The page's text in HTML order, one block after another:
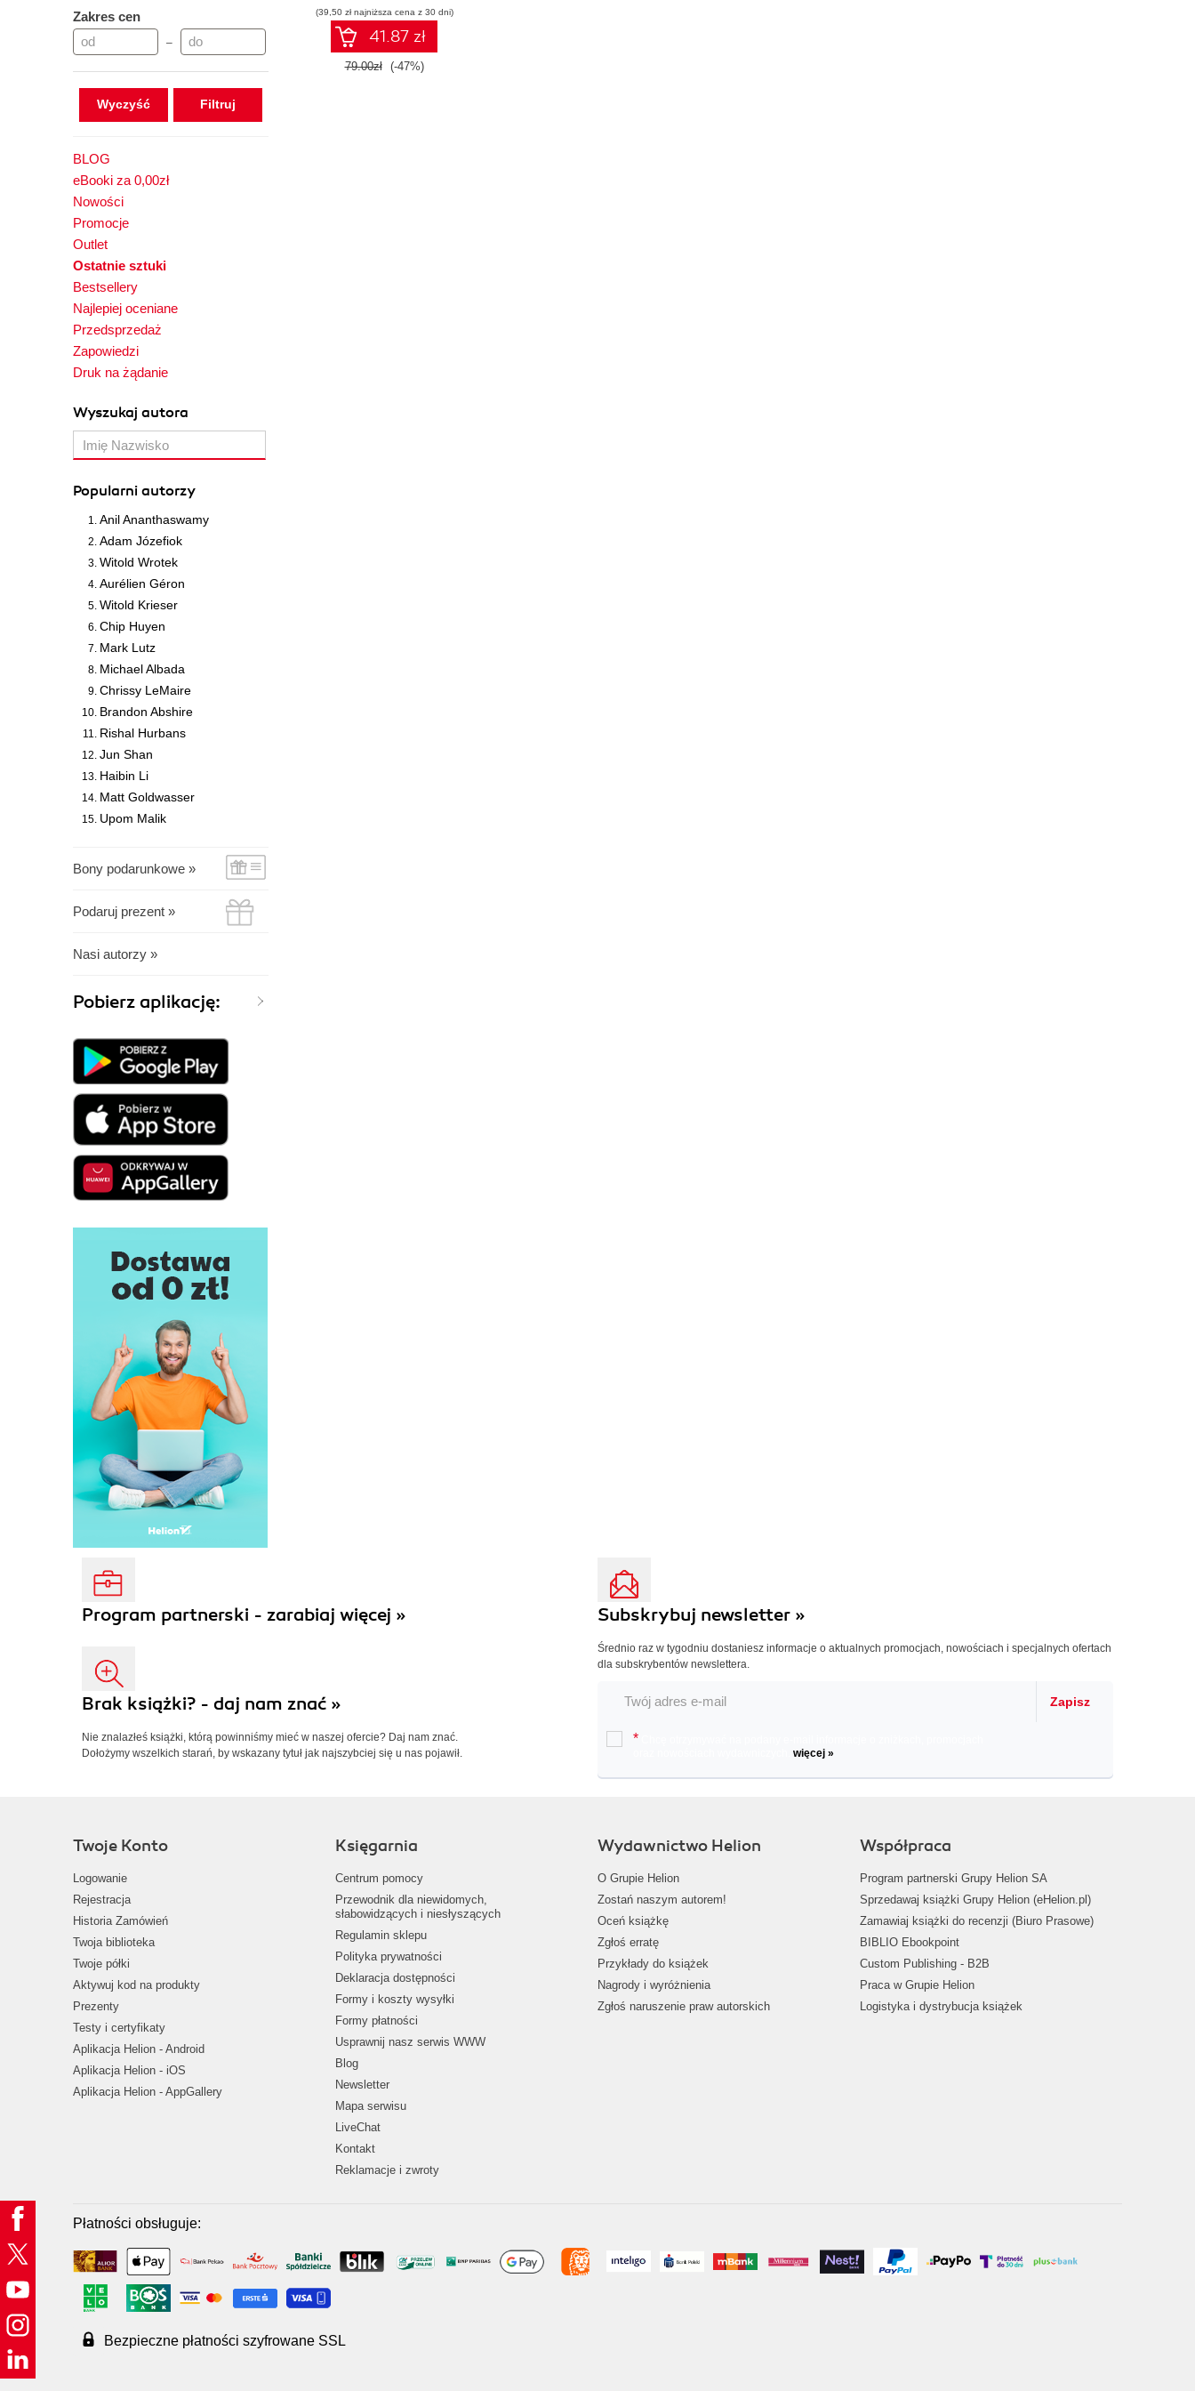
Zakres cen
–
Wyczyść
BLOG
eBooki za 0,00zł
Nowości
Promocje
Outlet
Ostatnie sztuki
Bestsellery
Najlepiej oceniane
Przedsprzedaż
Zapowiedzi
Druk na żądanie
Wyszukaj autora
Popularni autorzy
Anil Ananthaswamy
Adam Józefiok
Witold Wrotek
Aurélien Géron
Witold Krieser
Chip Huyen
Mark Lutz
Michael Albada
Chrissy LeMaire
Brandon Abshire
Rishal Hurbans
Jun Shan
Haibin Li
Matt Goldwasser
Upom Malik
Bony podarunkowe »
Podaruj prezent »
Nasi autorzy »
Pobierz aplikację:
(39,50 zł najniższa cena z 30 dni)
41.87 zł
79.00zł (-47%)
Program partnerski - zarabiaj więcej »
Brak książki? - daj nam znać »
Nie znalazłeś książki, którą powinniśmy mieć w naszej ofercie? Daj nam znać.
Dołożymy wszelkich starań, by wskazany tytuł jak najszybciej się u nas pojawił.
Subskrybuj newsletter »
Średnio raz w tygodniu dostaniesz informacje o aktualnych promocjach, nowościach i specjalnych ofertach
dla subskrybentów newslettera.
Zapisz
*
więcej »
Twoje Konto
Logowanie
Rejestracja
Historia Zamówień
Twoja biblioteka
Twoje półki
Aktywuj kod na produkty
Prezenty
Testy i certyfikaty
Aplikacja Helion - Android
Aplikacja Helion - iOS
Aplikacja Helion - AppGallery
Księgarnia
Centrum pomocy
Przewodnik dla niewidomych,
słabowidzących i niesłyszących
Regulamin sklepu
Polityka prywatności
Deklaracja dostępności
Formy i koszty wysyłki
Formy płatności
Usprawnij nasz serwis WWW
Blog
Newsletter
Mapa serwisu
LiveChat
Kontakt
Reklamacje i zwroty
Wydawnictwo Helion
O Grupie Helion
Zostań naszym autorem!
Oceń książkę
Zgłoś erratę
Przykłady do książek
Nagrody i wyróżnienia
Zgłoś naruszenie praw autorskich
Współpraca
Program partnerski Grupy Helion SA
Sprzedawaj książki Grupy Helion (eHelion.pl)
Zamawiaj książki do recenzji (Biuro Prasowe)
BIBLIO Ebookpoint
Custom Publishing - B2B
Praca w Grupie Helion
Logistyka i dystrybucja książek
Płatności obsługuje:
Bezpieczne płatności szyfrowane SSL